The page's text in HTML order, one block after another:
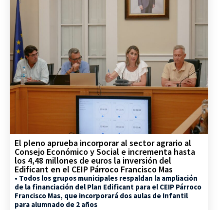
El pleno aprueba incorporar al sector agrario al
Consejo Económico y Social e incrementa hasta
los 4,48 millones de euros la inversión del
Edificant en el CEIP Párroco Francisco Mas
• Todos los grupos municipales respaldan la ampliación
de la financiación del Plan Edificant para el CEIP Párroco
Francisco Mas, que incorporará dos aulas de Infantil
para alumnado de 2 años